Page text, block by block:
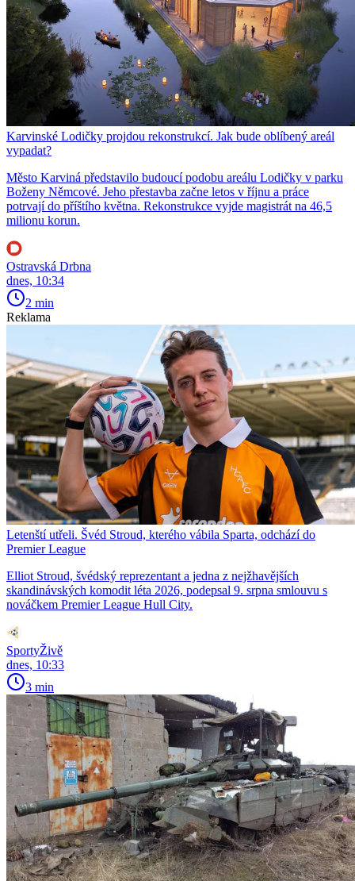
Karvinské Lodičky projdou rekonstrukcí. Jak bude oblíbený areál
vypadat?
Město Karviná představilo budoucí podobu areálu Lodičky v parku
Boženy Němcové. Jeho přestavba začne letos v říjnu a práce
potrvají do příštího května. Rekonstrukce vyjde magistrát na 46,5
milionu korun.
Ostravská Drbna
dnes, 10:34
2 min
Reklama
Letenští utřeli. Švéd Stroud, kterého vábila Sparta, odchází do
Premier League
Elliot Stroud, švédský reprezentant a jedna z nejžhavějších
skandinávských komodit léta 2026, podepsal 9. srpna smlouvu s
nováčkem Premier League Hull City.
SportyŽivě
dnes, 10:33
3 min